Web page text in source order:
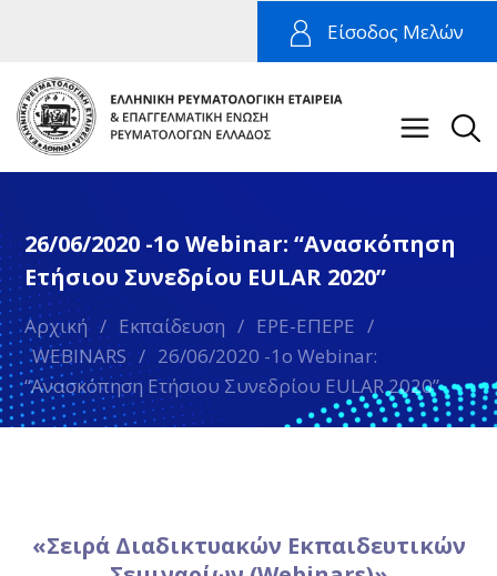
Είσοδος Μελών
26/06/2020 -1o Webinar: “Ανασκόπηση
Ετήσιου Συνεδρίου EULAR 2020”
Αρχική / Εκπαίδευση / ΕΡΕ-ΕΠΕΡΕ /
WEBINARS / 26/06/2020 -1o Webinar:
“Ανασκόπηση Ετήσιου Συνεδρίου EULAR 2020”
«Σειρά Διαδικτυακών Εκπαιδευτικών